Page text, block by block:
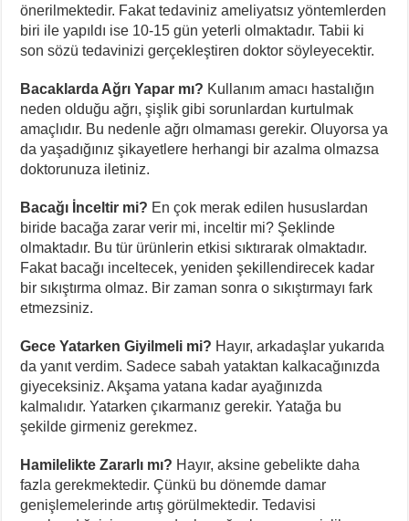
önerilmektedir. Fakat tedaviniz ameliyatsız yöntemlerden
biri ile yapıldı ise 10-15 gün yeterli olmaktadır. Tabii ki
son sözü tedavinizi gerçekleştiren doktor söyleyecektir.
Bacaklarda Ağrı Yapar mı? Kullanım amacı hastalığın
neden olduğu ağrı, şişlik gibi sorunlardan kurtulmak
amaçlıdır. Bu nedenle ağrı olmaması gerekir. Oluyorsa ya
da yaşadığınız şikayetlere herhangi bir azalma olmazsa
doktorunuza iletiniz.
Bacağı İnceltir mi? En çok merak edilen hususlardan
biride bacağa zarar verir mi, inceltir mi? Şeklinde
olmaktadır. Bu tür ürünlerin etkisi sıktırarak olmaktadır.
Fakat bacağı inceltecek, yeniden şekillendirecek kadar
bir sıkıştırma olmaz. Bir zaman sonra o sıkıştırmayı fark
etmezsiniz.
Gece Yatarken Giyilmeli mi? Hayır, arkadaşlar yukarıda
da yanıt verdim. Sadece sabah yataktan kalkacağınızda
giyeceksiniz. Akşama yatana kadar ayağınızda
kalmalıdır. Yatarken çıkarmanız gerekir. Yatağa bu
şekilde girmeniz gerekmez.
Hamilelikte Zararlı mı? Hayır, aksine gebelikte daha
fazla gerekmektedir. Çünkü bu dönemde damar
genişlemelerinde artış görülmektedir. Tedavisi